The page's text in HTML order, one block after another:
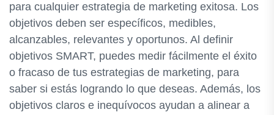
para cualquier estrategia de marketing exitosa. Los
objetivos deben ser específicos, medibles,
alcanzables, relevantes y oportunos. Al definir
objetivos SMART, puedes medir fácilmente el éxito
o fracaso de tus estrategias de marketing, para
saber si estás logrando lo que deseas. Además, los
objetivos claros e inequívocos ayudan a alinear a